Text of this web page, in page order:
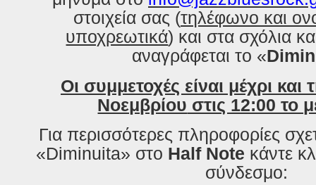
στοιχεία σας (τηλέφωνο και
υποχρεωτικά) και στα σχόλια
αναγράφεται το «
Οι συμμετοχές είναι μέχρι και τ
Νοεμβρίου στις 12:00 το
Για περισσότερες πληροφορίες
«Diminuita» στο Half Note κάντε
σύνδεσμο: